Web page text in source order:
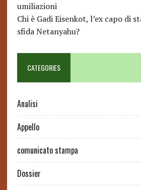
umiliazioni
Chi è Gadi Eisenkot, l’ex capo di
sfida Netanyahu?
CATEGORIES
Analisi
Appello
comunicato stampa
Dossier